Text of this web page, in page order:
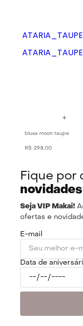
blusa moon taupe
R$ 298,00
Fique por
novidades
Seja VIP Makai!
ofertas e
E-mail
Data de